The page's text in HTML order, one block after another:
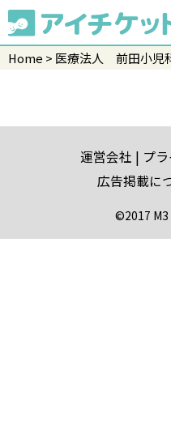
Home 医療法人 前田小児
運営会社
プ
広告掲載に
©2017